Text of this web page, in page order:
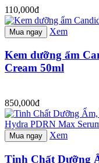
110,000đ
Mua ngay Xem
Kem dưỡng ẩm
Cream 50ml
850,000đ
Mua ngay Xem
Tinh Chất Dưỡng